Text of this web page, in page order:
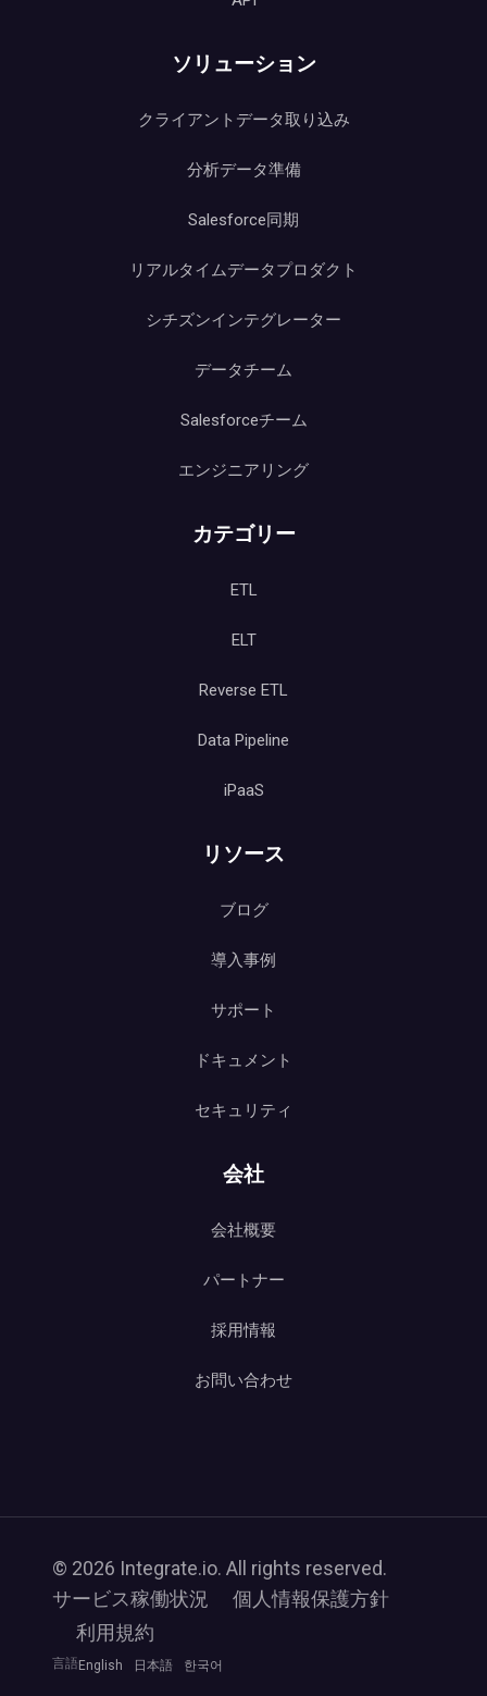
ソリューション
クライアントデータ取り込み
分析データ準備
Salesforce同期
リアルタイムデータプロダクト
シチズンインテグレーター
データチーム
Salesforceチーム
エンジニアリング
カテゴリー
ETL
ELT
Reverse ETL
Data Pipeline
iPaaS
リソース
ブログ
導入事例
サポート
ドキュメント
セキュリティ
会社
会社概要
パートナー
採用情報
お問い合わせ
© 2026 Integrate.io. All rights reserved.
サービス稼働状況
個人情報保護方針
利用規約
言語 English 日本語 한국어